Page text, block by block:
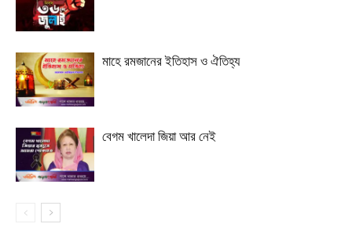
মাহে রমজানের ইতিহাস ও ঐতিহ্য
বেগম খালেদা জিয়া আর নেই